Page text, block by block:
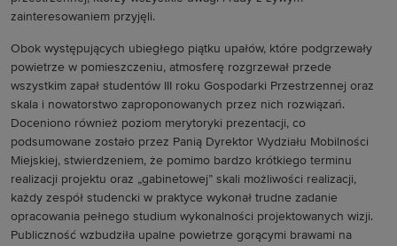
zainteresowaniem przyjęli.
Obok występujących ubiegłego piątku upałów, które podgrzewały
powietrze w pomieszczeniu, atmosferę rozgrzewał przede
wszystkim zapał studentów III roku Gospodarki Przestrzennej oraz
skala i nowatorstwo zaproponowanych przez nich rozwiązań.
Doceniono również poziom merytoryki prezentacji, co
podsumowane zostało przez Panią Dyrektor Wydziału Mobilności
Miejskiej, stwierdzeniem, że pomimo bardzo krótkiego terminu
realizacji projektu oraz „gabinetowej” skali możliwości realizacji,
każdy zespół studencki w praktyce wykonał trudne zadanie
opracowania pełnego studium wykonalności projektowanych wizji.
Publiczność wzbudziła upalne powietrze gorącymi brawami na